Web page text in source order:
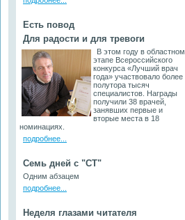
Есть повод
Для радости и для тревоги
В этом году в областном
этапе Всероссийского
конкурса «Лучший врач
года» участвовало более
полутора тысяч
специалистов. Награды
получили 38 врачей,
занявших первые и
вторые места в 18
номинациях.
подробнее...
Семь дней с "СТ"
Одним абзацем
подробнее...
Неделя глазами читателя